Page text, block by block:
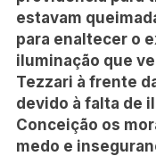
estavam
para enaltecer o
iluminação que
Tezzari à frente
devido à falta de
Conceição os
medo e